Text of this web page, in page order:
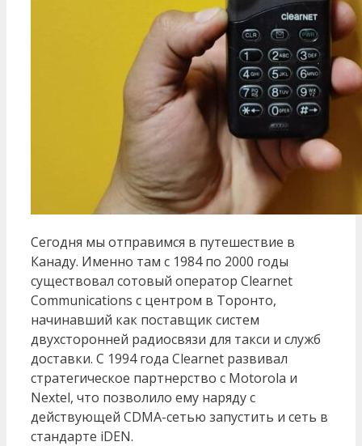
Сегодня мы отправимся в путешествие в
Канаду. Именно там с 1984 по 2000 годы
существовал сотовый оператор Clearnet
Communications с центром в Торонто,
начинавший как поставщик систем
двухсторонней радиосвязи для такси и служб
доставки. С 1994 года Clearnet развивал
стратегическое партнерство с Motorola и
Nextel, что позволило ему наряду с
действующей CDMA-сетью запустить и сеть в
стандарте iDEN.